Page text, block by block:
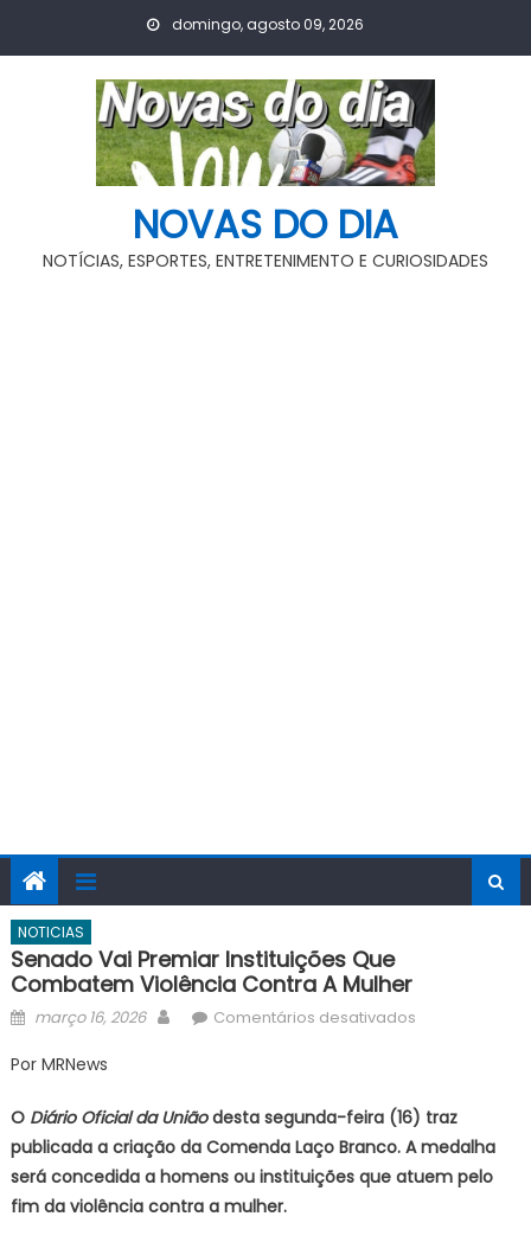
domingo, agosto 09, 2026
NOVAS DO DIA
NOTÍCIAS, ESPORTES, ENTRETENIMENTO E CURIOSIDADES
NOTICIAS
Senado Vai Premiar Instituições Que
Combatem Violência Contra A Mulher
Posted
março 16, 2026 AuthorComentários desativadosem
instituições
que
combatem
Por MRNews
O Diário Oficial da Uniãodesta segunda-feira (16) traz
publicada a criação da Comenda Laço Branco. A medalha
será concedida a homens ou instituições que atuem pelo
fim da violência contra a mulher.